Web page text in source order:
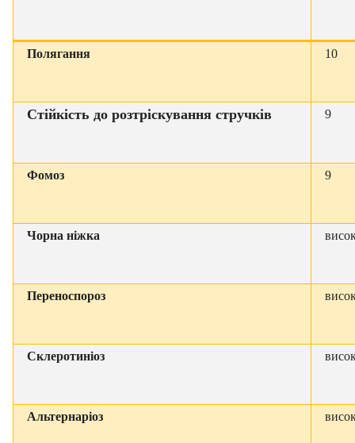
Полягання 10
Стійкість до розтріскування стручків 9
Фомоз 9
Чорна ніжка
Переноспороз
Склеротиніоз
Альтернаріоз